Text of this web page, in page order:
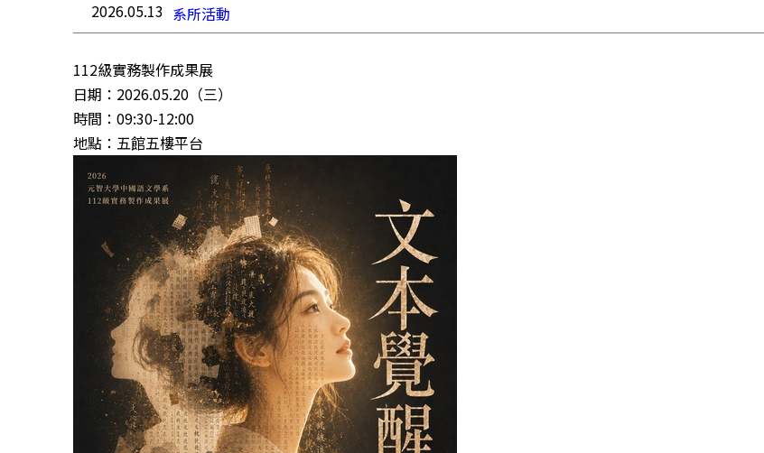
2026.05.13 系所活動
112級實務製作成果展
日期：2026.05.20（三）
時間：09:30-12:00
地點：五館五樓平台